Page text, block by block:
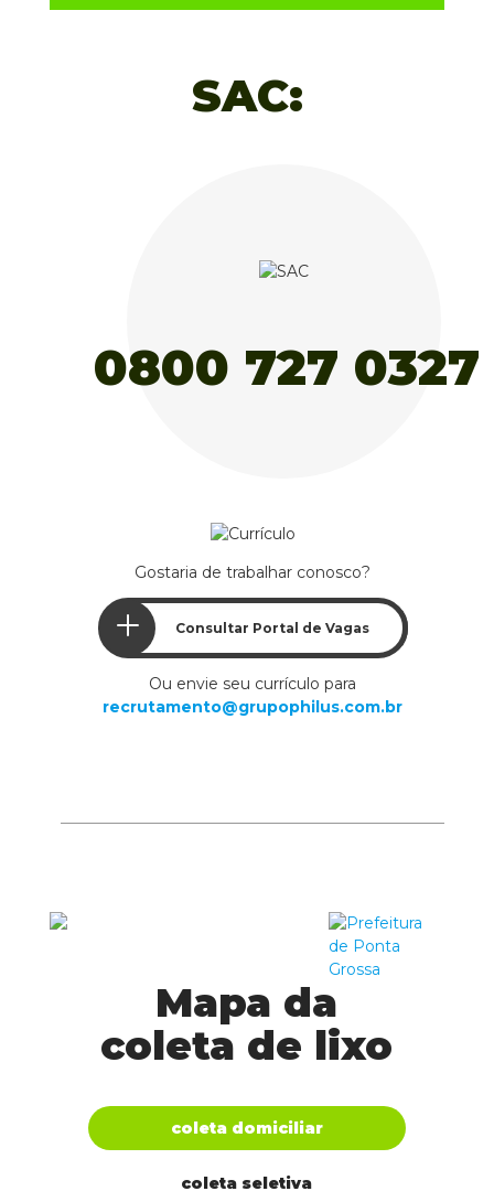
SAC:
Gostaria de trabalhar conosco?
Consultar Portal de Vagas
Ou envie seu currículo para
recrutamento@grupophilus.com.br
Mapa da
coleta de lixo
coleta domiciliar
coleta seletiva